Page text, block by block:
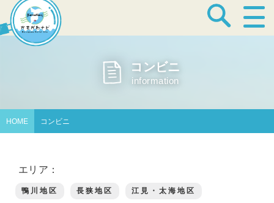
宿泊・温泉
コンビニ
information
HOME コンビニ
エリア：
鴨川地区 長狭地区 江見・太海地区